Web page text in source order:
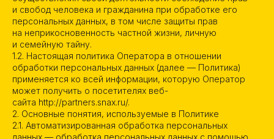
и свобод человека и гражданина при обработке его
персональных данных, в том числе защиты прав
на неприкосновенность частной жизни, личную
и семейную тайну.
1.2. Настоящая политика Оператора в отношении
обработки персональных данных (далее — Политика)
применяется ко всей информации, которую Оператор
может получить о посетителях веб-
сайта http://partners.snax.ru/.
2. Основные понятия, используемые в Политике
2.1. Автоматизированная обработка персональных
данных — обработка персональных данных с помощью